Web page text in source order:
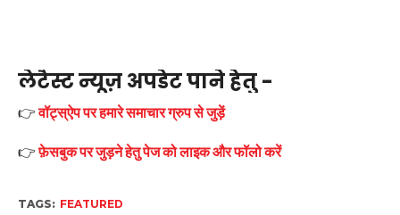
लेटैस्ट न्यूज़ अपडेट पाने हेतु -
👉वॉट्स्ऐप पर हमारे समाचार ग्रुप से जुड़ें
👉फ़ेसबुक पर जुड़ने हेतु पेज को लाइक और फॉलो करें
TAGS: FEATURED